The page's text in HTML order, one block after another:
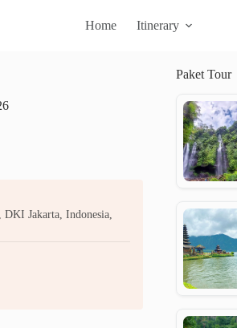
Home Itinerary
DKI Jakarta, Indonesia,
Paket Tour